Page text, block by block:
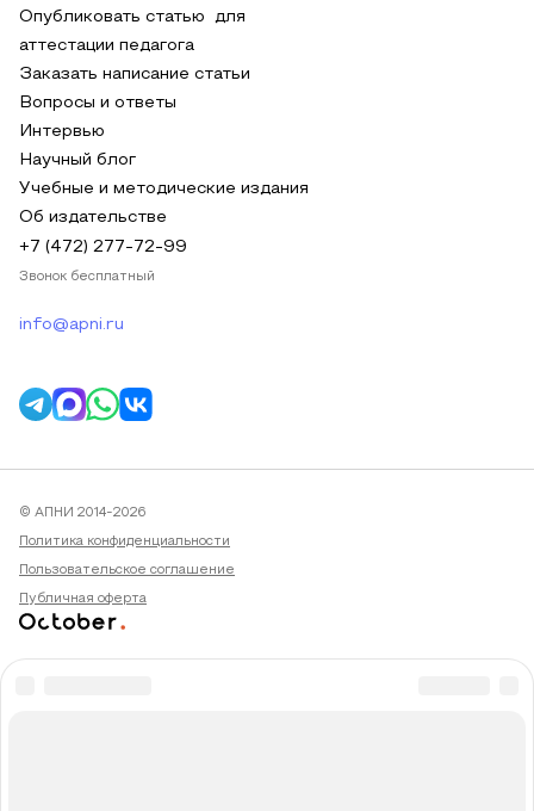
Опубликовать статью для
аттестации педагога
Заказать написание статьи
Вопросы и ответы
Интервью
Научный блог
Учебные и методические издания
Об издательстве
+7 (472) 277-72-99
Звонок бесплатный
info@apni.ru
© АПНИ 2014-2026
Политика конфиденциальности
Пользовательское соглашение
Публичная оферта